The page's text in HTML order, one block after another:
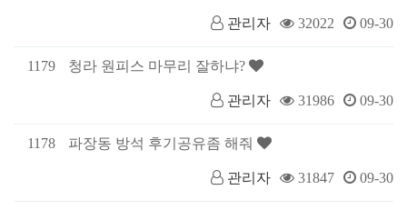
관리자 32022 09-30
1179 청라 원피스 마무리 잘하냐?
관리자 31986 09-30
1178 파장동 방석 후기공유좀 해줘
관리자 31847 09-30